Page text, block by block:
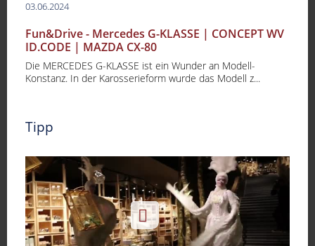
03.06.2024
Fun&Drive - Mercedes G-KLASSE | CONCEPT WV
ID.CODE | MAZDA CX-80
Die MERCEDES G-KLASSE ist ein Wunder an Modell-
Konstanz. In der Karosserieform wurde das Modell z...
Tipp